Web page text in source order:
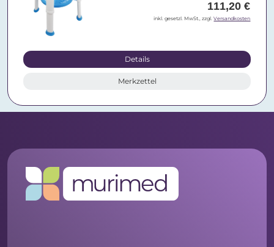
111,20 €
inkl. gesetzl. MwSt., zzgl.Versandkosten
Details
Merkzettel